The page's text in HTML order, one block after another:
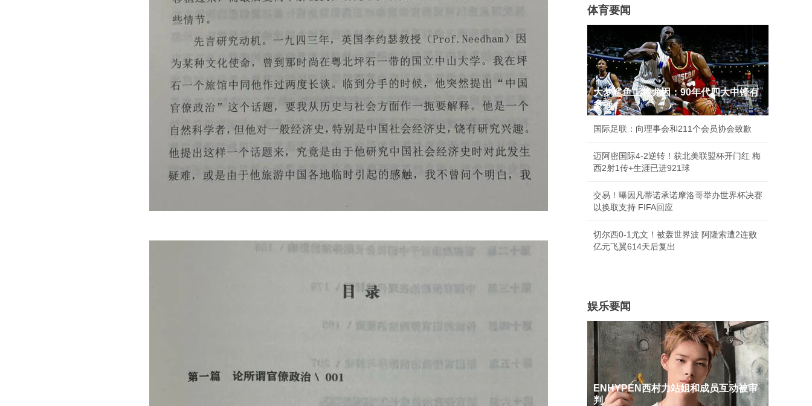
体育要闻
大梦鲨鱼上将尤因：90年代四大中锋有
多强
国际足联：向理事会和211个会员协会致歉
迈阿密国际4-2逆转！获北美联盟杯开门红 梅
西2射1传+生涯已进921球
交易！曝因凡蒂诺承诺摩洛哥举办世界杯决赛
以换取支持 FIFA回应
切尔西0-1尤文！被轰世界波 阿隆索遭2连败
亿元飞翼614天后复出
娱乐要闻
ENHYPEN西村力站姐和成员互动被审
判